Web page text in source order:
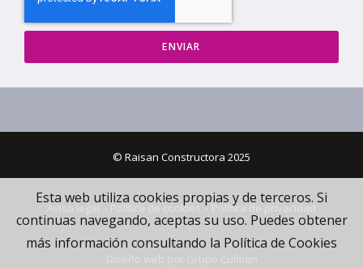
ENVIAR
© Raisan Constructora 2025
Política de cookies – Política de privacidad
Esta web utiliza cookies propias y de terceros. Si
continuas navegando, aceptas su uso. Puedes obtener
más información consultando la Política de Cookies